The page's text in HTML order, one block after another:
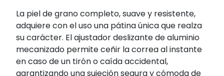
La piel de grano completo, suave y resistente,
adquiere con el uso una pátina única que realza
su carácter. El ajustador deslizante de aluminio
mecanizado permite ceñir la correa al instante
en caso de un tirón o caída accidental,
garantizando una sujeción segura y cómoda de